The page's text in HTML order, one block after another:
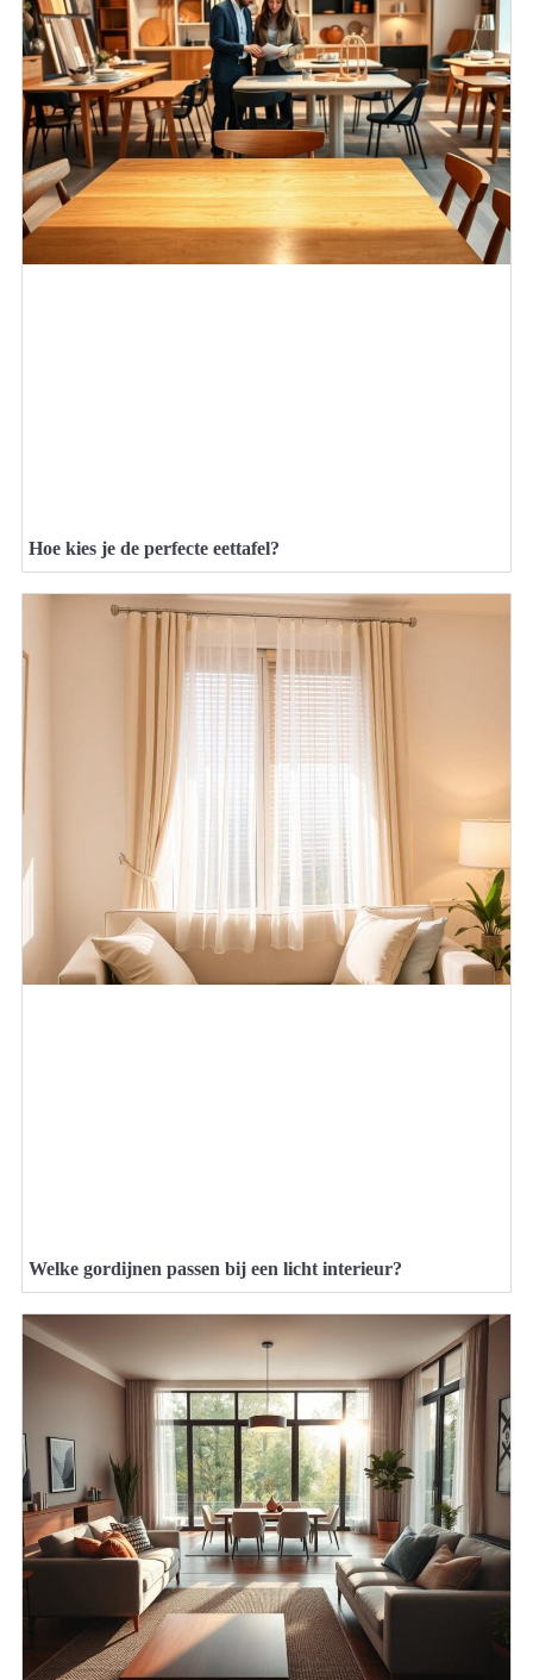
Hoe kies je de perfecte eettafel?
Welke gordijnen passen bij een licht interieur?